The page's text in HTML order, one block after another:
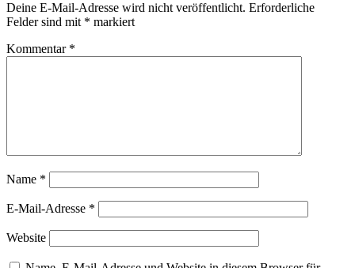
Deine E-Mail-Adresse wird nicht veröffentlicht. Erforderliche
Felder sind mit * markiert
Kommentar *
Name *
E-Mail-Adresse *
Website